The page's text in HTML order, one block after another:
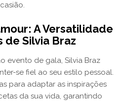
A Versatilidade
de Silvia Braz
evento de gala, Silvia Braz
se fiel ao seu estilo pessoal.
para adaptar as inspirações
da sua vida, garantindo